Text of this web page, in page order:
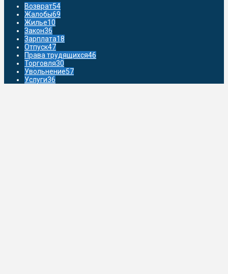
Возврат54
Жалобы69
Жилье10
Закон36
Зарплата18
Отпуск47
Права трудящихся46
Торговля30
Увольнение57
Услуги36